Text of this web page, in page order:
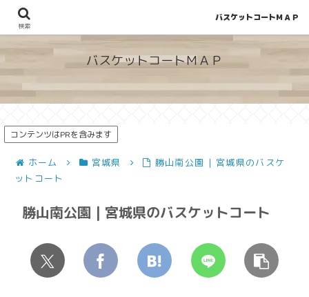
地図から探せる！穴場が見つかるバスケットコート情報
バスケットコートＭＡＰ
コンテンツはPRを含みます
ホーム 宮城県
勝山南公園 | 宮城県のバスケ
ットコート
勝山南公園 | 宮城県のバスケットコート
検索
バスケットコートＭＡＰ